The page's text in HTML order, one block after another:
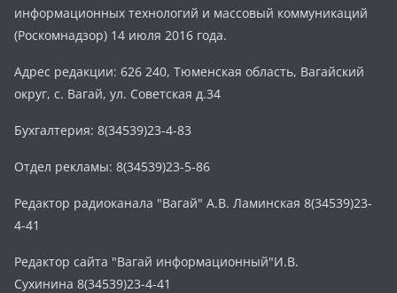
информационных технологий и массовый коммуникаций
(Роскомнадзор) 14 июля 2016 года.
Адрес редакции: 626 240, Тюменская область, Вагайский
округ, с. Вагай, ул. Советская д.34
Бухгалтерия: 8(34539)23-4-83
Отдел рекламы: 8(34539)23-5-86
Редактор радиоканала "Вагай" А.В. Ламинская 8(34539)23-
4-41
Редактор сайта "Вагай информационный"И.В.
Сухинина 8(34539)23-4-41